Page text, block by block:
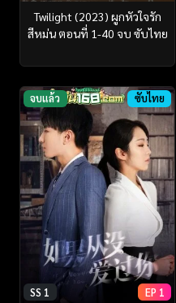
Twilight (2023) ผูกหัวใจรัก
สีหม่น ตอนที่ 1-40 จบ ซับไทย
จบแล้ว ซับไทย
SS 1 EP 1